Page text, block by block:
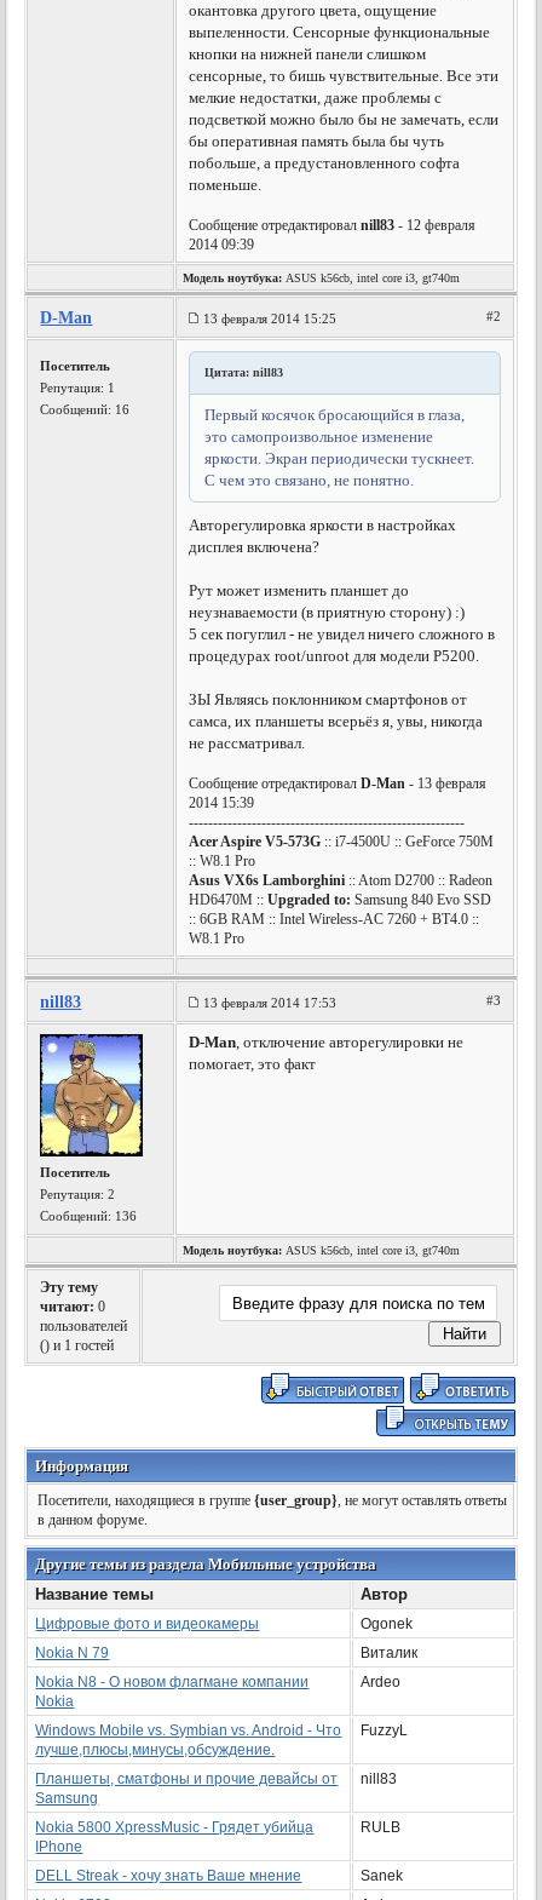
окантовка другого цвета, ощущение
выпеленности. Сенсорные функциональные
кнопки на нижней панели слишком
сенсорные, то бишь чувствительные. Все эти
мелкие недостатки, даже проблемы с
подсветкой можно было бы не замечать, если
бы оперативная память была бы чуть
побольше, а предустановленного софта
поменьше.
Сообщение отредактировалnill83 - 12 февраля
2014 09:39
Модель ноутбука: ASUS k56cb, intel core i3, gt740m
D-Man 13 февраля 2014 15:25 #2
Посетитель
Репутация: 1
Сообщений: 16
Цитата: nill83
Первый косячок бросающийся в глаза,
это самопроизвольное изменение
яркости. Экран периодически тускнеет.
С чем это связано, не понятно.
Авторегулировка яркости в настройках
дисплея включена?
Рут может изменить планшет до
неузнаваемости (в приятную сторону) :)
5 сек погуглил - не увидел ничего сложного в
процедурах root/unroot для модели P5200.
ЗЫ Являясь поклонником смартфонов от
самса, их планшеты всерьёз я, увы, никогда
не рассматривал.
Сообщение отредактировалD-Man - 13 февраля
2014 15:39
---------------------------------------------------------
Acer Aspire V5-573G :: i7-4500U :: GeForce 750M
:: W8.1 Pro
Asus VX6s Lamborghini :: Atom D2700 :: Radeon
HD6470M ::Upgraded to: Samsung 840 Evo SSD
:: 6GB RAM :: Intel Wireless-AC 7260 + BT4.0 ::
W8.1 Pro
nill83 13 февраля 2014 17:53 #3
Посетитель
Репутация:2
Сообщений: 136
D-Man, отключение авторегулировки не
помогает, это факт
Модель ноутбука: ASUS k56cb, intel core i3, gt740m
Эту тему
читают: 0
пользователей
() и 1 гостей
Информация
Посетители, находящиеся в группе{user_group}, не могут оставлять ответы
в данном форуме.
Другие темы из раздела Мобильные устройства
Название темы
Автор
Цифровые фото и видеокамеры
Ogonek
Nokia N 79
Виталик
Nokia N8 - О новом флагмане компании
Nokia
Ardeo
Windows Mobile vs. Symbian vs. Android - Что
лучше,плюсы,минусы,обсуждение.
FuzzyL
Планшеты, сматфоны и прочие девайсы от
Samsung
nill83
Nokia 5800 XpressMusic - Грядет убийца
IPhone
RULB
DELL Streak - хочу знать Ваше мнение
Sanek